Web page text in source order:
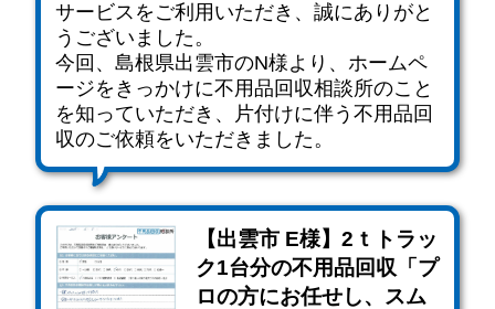
サービスをご利用いただき、誠にありがと
うございました。
今回、島根県出雲市のN様より、ホームペ
ージをきっかけに不用品回収相談所のこと
を知っていただき、片付けに伴う不用品回
収のご依頼をいただきました。
【出雲市 E様】2ｔトラッ
ク1台分の不用品回収「プ
ロの方にお任せし、スム